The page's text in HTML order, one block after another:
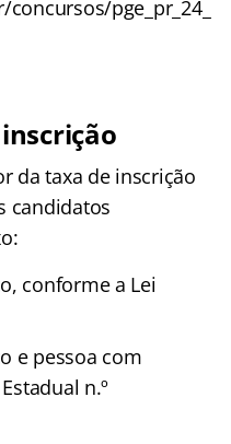
pge_pr_24_
da taxa de inscrição
candidatos
conforme a Lei
e pessoa com
n.º